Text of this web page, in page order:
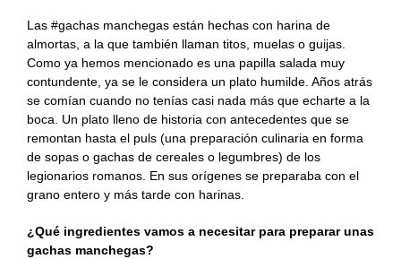
Las #gachas manchegas están hechas con harina de
almortas, a la que también llaman titos, muelas o guijas.
Como ya hemos mencionado es una papilla salada muy
contundente, ya se le considera un plato humilde. Años atrás
se comían cuando no tenías casi nada más que echarte a la
boca. Un plato lleno de historia con antecedentes que se
remontan hasta el puls (una preparación culinaria en forma
de sopas o gachas de cereales o legumbres) de los
legionarios romanos. En sus orígenes se preparaba con el
grano entero y más tarde con harinas.
¿Qué ingredientes vamos a necesitar para preparar unas
gachas manchegas?